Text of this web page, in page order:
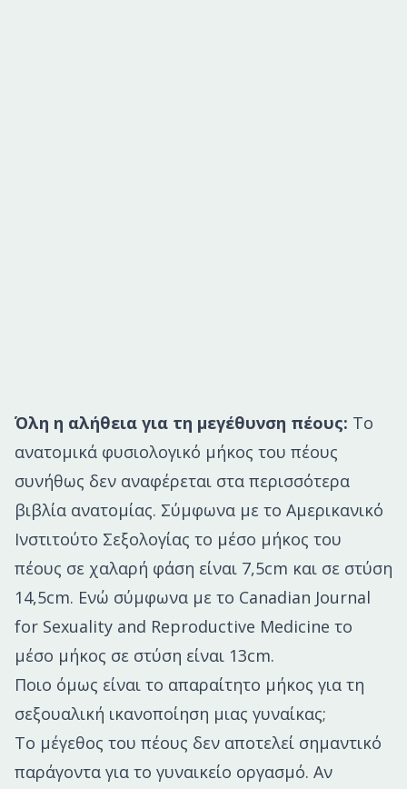
Όλη η αλήθεια για τη μεγέθυνση πέους: Το
ανατομικά φυσιολογικό μήκος του πέους
συνήθως δεν αναφέρεται στα περισσότερα
βιβλία ανατομίας. Σύμφωνα με το Αμερικανικό
Ινστιτούτο Σεξολογίας το μέσο μήκος του
πέους σε χαλαρή φάση είναι 7,5cm και σε στύση
14,5cm. Ενώ σύμφωνα με το Canadian Journal
for Sexuality and Reproductive Medicine το
μέσο μήκος σε στύση είναι 13cm.
Ποιο όμως είναι το απαραίτητο μήκος για τη
σεξουαλική ικανοποίηση μιας γυναίκας;
Το μέγεθος του πέους δεν αποτελεί σημαντικό
παράγοντα για το γυναικείο οργασμό. Αν